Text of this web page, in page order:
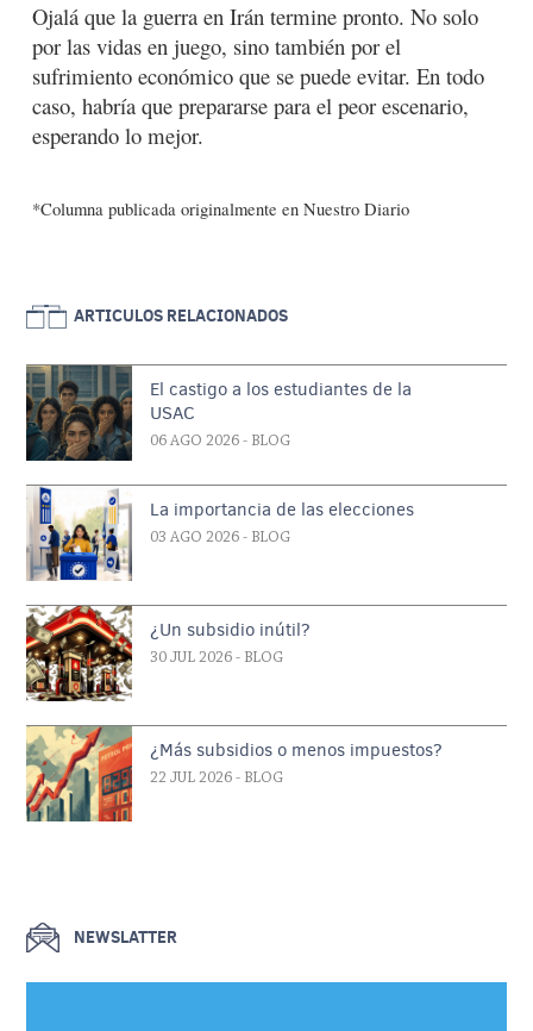
Ojalá que la guerra en Irán termine pronto. No solo
por las vidas en juego, sino también por el
sufrimiento económico que se puede evitar. En todo
caso, habría que prepararse para el peor escenario,
esperando lo mejor.
*Columna publicada originalmente en Nuestro Diario
ARTICULOS RELACIONADOS
El castigo a los estudiantes de la
USAC
06 AGO 2026 - BLOG
La importancia de las elecciones
03 AGO 2026 - BLOG
¿Un subsidio inútil?
30 JUL 2026 - BLOG
¿Más subsidios o menos impuestos?
22 JUL 2026 - BLOG
NEWSLATTER